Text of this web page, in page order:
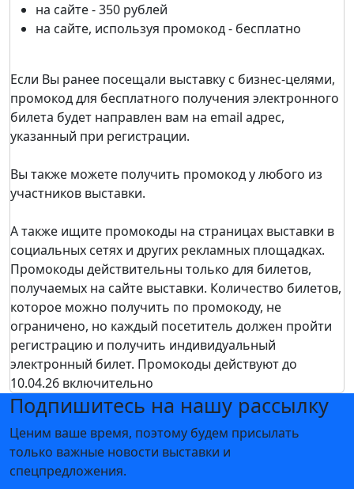
на сайте - 350 рублей
на сайте, используя промокод - бесплатно
Если Вы ранее посещали выставку c бизнес-целями,
промокод для бесплатного получения электронного
билета будет направлен вам на email адрес,
указанный при регистрации.
Вы также можете получить промокод у любого из
участников выставки.
А также ищите промокоды на страницах выставки в
социальных сетях и других рекламных площадках.
Промокоды действительны только для билетов,
получаемых на сайте выставки. Количество билетов,
которое можно получить по промокоду, не
ограничено, но каждый посетитель должен пройти
регистрацию и получить индивидуальный
электронный билет. Промокоды действуют до
10.04.26 включительно
Подпишитесь на нашу рассылку
Ценим ваше время, поэтому будем присылать
только важные новости выставки и
спецпредложения.